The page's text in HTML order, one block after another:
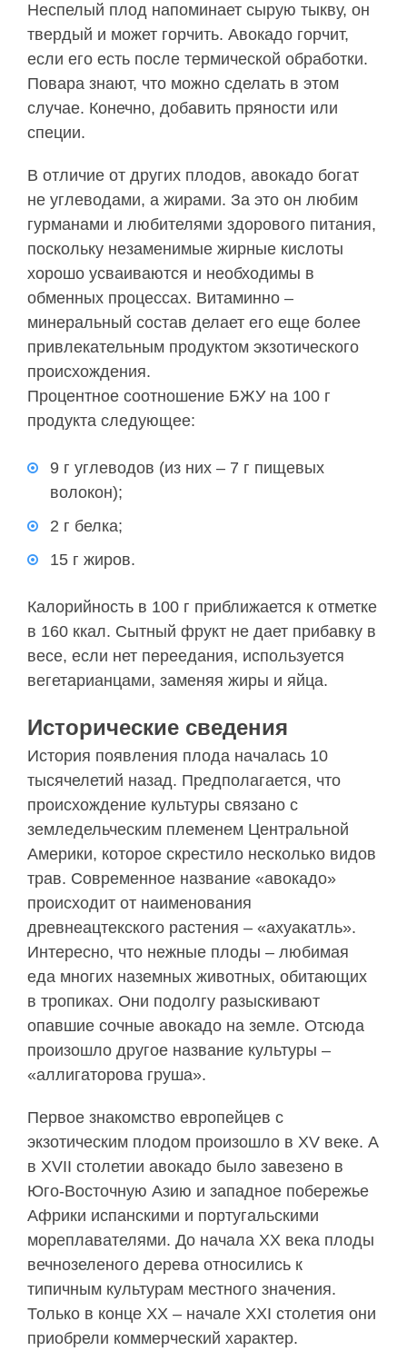
Неспелый плод напоминает сырую тыкву, он
твердый и может горчить. Авокадо горчит,
если его есть после термической обработки.
Повара знают, что можно сделать в этом
случае. Конечно, добавить пряности или
специи.
В отличие от других плодов, авокадо богат
не углеводами, а жирами. За это он любим
гурманами и любителями здорового питания,
поскольку незаменимые жирные кислоты
хорошо усваиваются и необходимы в
обменных процессах. Витаминно –
минеральный состав делает его еще более
привлекательным продуктом экзотического
происхождения.
Процентное соотношение БЖУ на 100 г
продукта следующее:
9 г углеводов (из них – 7 г пищевых
волокон);
2 г белка;
15 г жиров.
Калорийность в 100 г приближается к отметке
в 160 ккал. Сытный фрукт не дает прибавку в
весе, если нет переедания, используется
вегетарианцами, заменяя жиры и яйца.
Исторические сведения
История появления плода началась 10
тысячелетий назад. Предполагается, что
происхождение культуры связано с
земледельческим племенем Центральной
Америки, которое скрестило несколько видов
трав. Современное название «авокадо»
происходит от наименования
древнеацтекского растения – «ахуакатль».
Интересно, что нежные плоды – любимая
еда многих наземных животных, обитающих
в тропиках. Они подолгу разыскивают
опавшие сочные авокадо на земле. Отсюда
произошло другое название культуры –
«аллигаторова груша».
Первое знакомство европейцев с
экзотическим плодом произошло в XV веке. А
в XVII столетии авокадо было завезено в
Юго-Восточную Азию и западное побережье
Африки испанскими и португальскими
мореплавателями. До начала XX века плоды
вечнозеленого дерева относились к
типичным культурам местного значения.
Только в конце XX – начале XXI столетия они
приобрели коммерческий характер.